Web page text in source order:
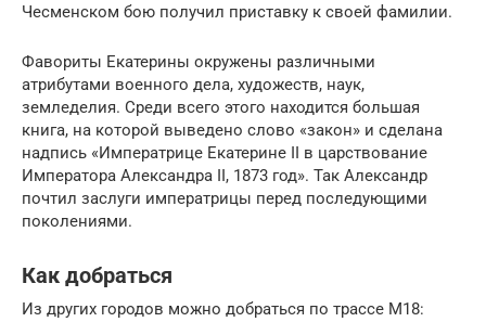
Чесменском бою получил приставку к своей фамилии.
Фавориты Екатерины окружены различными
атрибутами военного дела, художеств, наук,
земледелия. Среди всего этого находится большая
книга, на которой выведено слово «закон» и сделана
надпись «Императрице Екатерине II в царствование
Императора Александра II, 1873 год». Так Александр
почтил заслуги императрицы перед последующими
поколениями.
Как добраться
Из других городов можно добраться по трассе М18: